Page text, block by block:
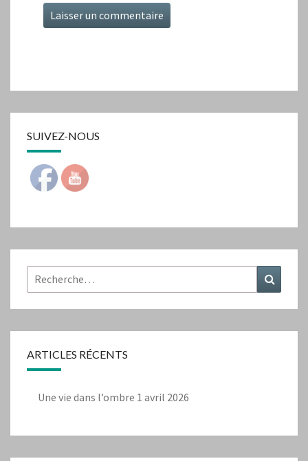
SUIVEZ-NOUS
Rechercher :
ARTICLES RÉCENTS
Une vie dans l’ombre 1 avril 2026